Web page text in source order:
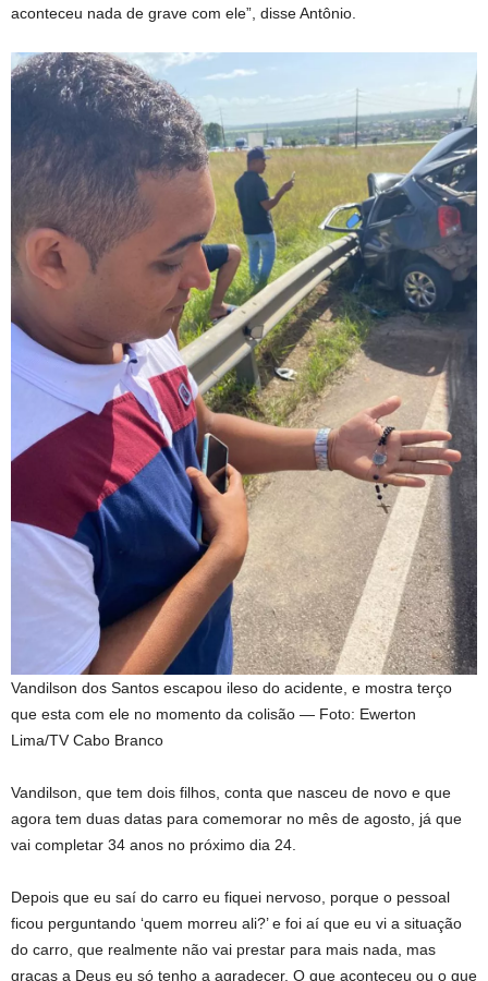
aconteceu nada de grave com ele”, disse Antônio.
Vandilson dos Santos escapou ileso do acidente, e mostra terço
que esta com ele no momento da colisão — Foto: Ewerton
Lima/TV Cabo Branco
Vandilson, que tem dois filhos, conta que nasceu de novo e que
agora tem duas datas para comemorar no mês de agosto, já que
vai completar 34 anos no próximo dia 24.
Depois que eu saí do carro eu fiquei nervoso, porque o pessoal
ficou perguntando ‘quem morreu ali?’ e foi aí que eu vi a situação
do carro, que realmente não vai prestar para mais nada, mas
graças a Deus eu só tenho a agradecer. O que aconteceu ou o que